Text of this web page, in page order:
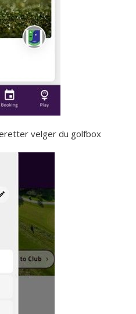
velger du golfbox